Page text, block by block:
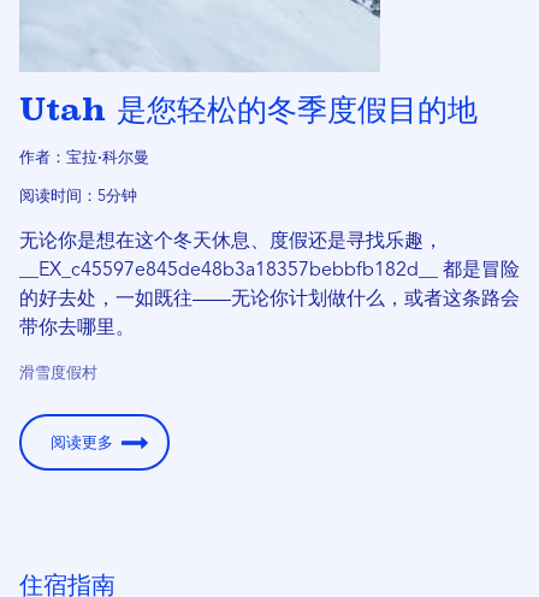
Utah 是您轻松的冬季度假目的地
作者：宝拉·科尔曼
阅读时间：5分钟
无论你是想在这个冬天休息、度假还是寻找乐趣，
__EX_c45597e845de48b3a18357be​​bbfb182d__ 都是冒险
的好去处，一如既往——无论你计划做什么，或者这条路会
带你去哪里。
滑雪度假村
阅读更多
住宿指南